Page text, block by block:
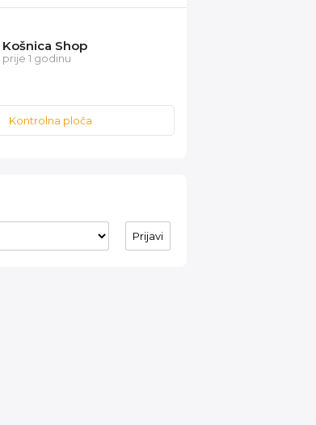
Košnica Shop
prije 1 godinu
Kontrolna ploča